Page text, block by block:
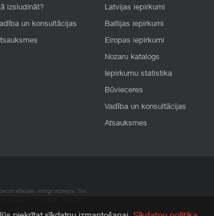
izsludināt?
un konsultācijas
Latvijas iepirkumi
Baltijas iepirkumi
Eiropas iepirkumi
Nozaru katalogs
Iepirkumu statistika
Būvieceres
Vadība un konsultācijas
Atsauksmes
atļaujas, stingri aizliegta. SIA